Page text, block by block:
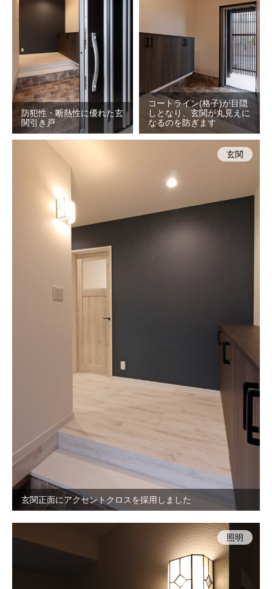
防犯性・断熱性に優れた玄
関引き戸
コートライン(格子)が目隠
しとなり、玄関が丸見えに
なるのを防ぎます
玄関正面にアクセントクロスを採用しました
玄関
照明